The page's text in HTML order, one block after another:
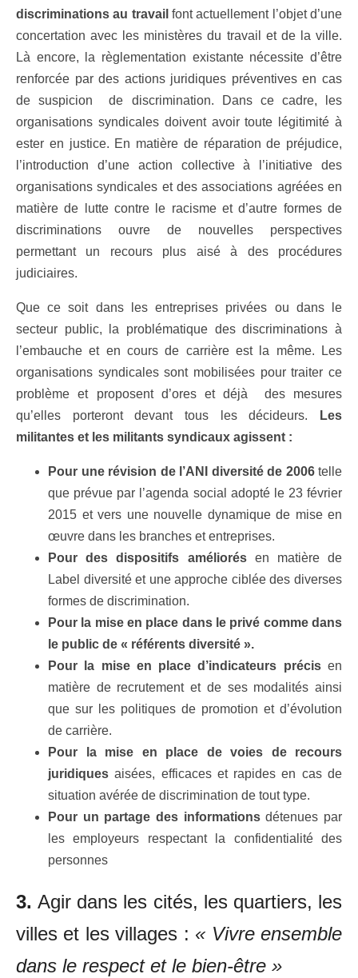
discriminations au travail font actuellement l’objet d’une
concertation avec les ministères du travail et de la ville.
Là encore, la règlementation existante nécessite d’être
renforcée par des actions juridiques préventives en cas
de suspicion de discrimination. Dans ce cadre, les
organisations syndicales doivent avoir toute légitimité à
ester en justice. En matière de réparation de préjudice,
l’introduction d’une action collective à l’initiative des
organisations syndicales et des associations agréées en
matière de lutte contre le racisme et d’autre formes de
discriminations ouvre de nouvelles perspectives
permettant un recours plus aisé à des procédures
judiciaires.
Que ce soit dans les entreprises privées ou dans le
secteur public, la problématique des discriminations à
l’embauche et en cours de carrière est la même. Les
organisations syndicales sont mobilisées pour traiter ce
problème et proposent d’ores et déjà des mesures
qu’elles porteront devant tous les décideurs.
Les
militantes et les militants syndicaux agissent :
Pour une révision de l’ANI diversité de 2006telle
que prévue par l’agenda social adopté le 23 février
2015 et vers une nouvelle dynamique de mise en
œuvre dans les branches et entreprises.
Pour des dispositifs améliorésen matière de
Label diversité et une approche ciblée des diverses
formes de discrimination.
Pour la mise en place dans le privé comme dans
le public de « référents diversité ».
Pour la mise en place d’indicateurs précis en
matière de recrutement et de ses modalités ainsi
que sur les politiques de promotion et d’évolution
de carrière.
Pour la mise en place de voies de recours
juridiques aisées, efficaces et rapides en cas de
situation avérée de discrimination de tout type.
Pour un partage des informationsdétenues par
les employeurs respectant la confidentialité des
personnes
3.Agir dans les cités, les quartiers, les
villes et les villages : « Vivre ensemble
dans le respect et le bien-être »